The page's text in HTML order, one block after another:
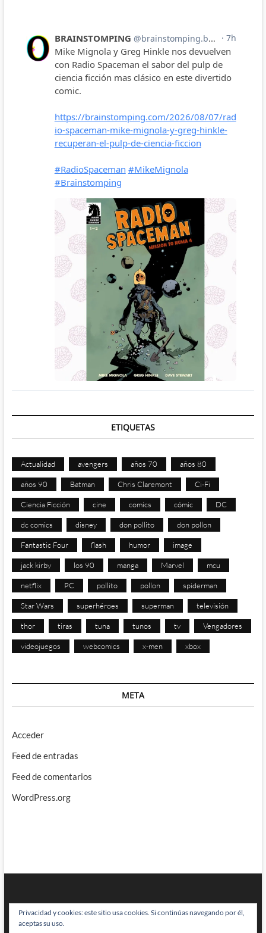
ETIQUETAS
Actualidad avengers años 70 años 80
años 90 Batman Chris Claremont Ci-Fi
Ciencia Ficción cine comics cómic DC
dc comics disney don pollito don pollon
Fantastic Four flash humor image
jack kirby los 90 manga Marvel mcu
netflix PC pollito pollon spiderman
Star Wars superhéroes superman televisión
thor tiras tuna tunos tv Vengadores
videojuegos webcomics x-men xbox
META
Acceder
Feed de entradas
Feed de comentarios
WordPress.org
Privacidad y cookies: este sitio usa cookies. Si continúas navegando por él,
aceptas su uso.